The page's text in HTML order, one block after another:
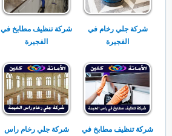
شركة جلي رخام في
الفجيرة
شركة تنظيف مطابخ في
الفجيرة
شركة تنظيف مطابخ في
شركة جلي رخام راس